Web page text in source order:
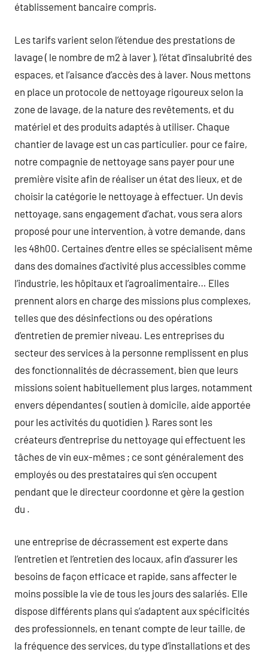
établissement bancaire compris.
Les tarifs varient selon l’étendue des prestations de
lavage ( le nombre de m2 à laver ), l’état d’insalubrité des
espaces, et l’aisance d’accès des à laver. Nous mettons
en place un protocole de nettoyage rigoureux selon la
zone de lavage, de la nature des revêtements, et du
matériel et des produits adaptés à utiliser. Chaque
chantier de lavage est un cas particulier. pour ce faire,
notre compagnie de nettoyage sans payer pour une
première visite afin de réaliser un état des lieux, et de
choisir la catégorie le nettoyage à effectuer. Un devis
nettoyage, sans engagement d’achat, vous sera alors
proposé pour une intervention, à votre demande, dans
les 48h00. Certaines d’entre elles se spécialisent même
dans des domaines d’activité plus accessibles comme
l’industrie, les hôpitaux et l’agroalimentaire… Elles
prennent alors en charge des missions plus complexes,
telles que des désinfections ou des opérations
d’entretien de premier niveau. Les entreprises du
secteur des services à la personne remplissent en plus
des fonctionnalités de décrassement, bien que leurs
missions soient habituellement plus larges, notamment
envers dépendantes ( soutien à domicile, aide apportée
pour les activités du quotidien ). Rares sont les
créateurs d’entreprise du nettoyage qui effectuent les
tâches de vin eux-mêmes ; ce sont généralement des
employés ou des prestataires qui s’en occupent
pendant que le directeur coordonne et gère la gestion
du .
une entreprise de décrassement est experte dans
l’entretien et l’entretien des locaux, afin d’assurer les
besoins de façon efficace et rapide, sans affecter le
moins possible la vie de tous les jours des salariés. Elle
dispose différents plans qui s’adaptent aux spécificités
des professionnels, en tenant compte de leur taille, de
la fréquence des services, du type d’installations et des